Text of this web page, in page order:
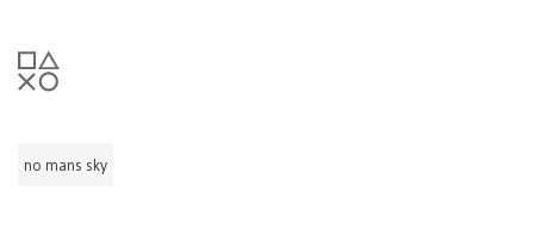
no mans sky